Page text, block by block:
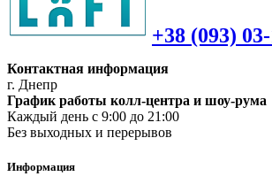
+38 (093)
Контактная информация
г. Днепр
График работы колл-центра и шоу-рума
Каждый день с 9:00 до 21:00
Без выходных и перерывов
Информация